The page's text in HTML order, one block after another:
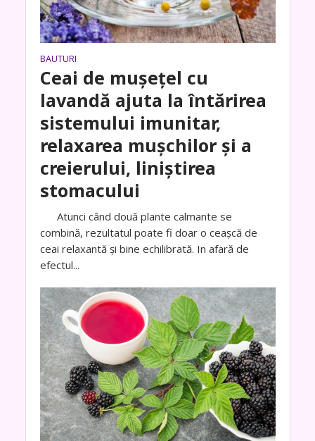
BAUTURI
Ceai de mușețel cu
lavandă ajuta la întărirea
sistemului imunitar,
relaxarea mușchilor și a
creierului, liniștirea
stomacului
Atunci când două plante calmante se
combină, rezultatul poate fi doar o ceașcă de
ceai relaxantă și bine echilibrată. In afară de
efectul...